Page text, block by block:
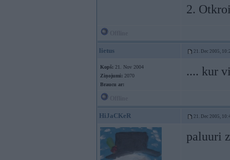
2.
lietus 21. Dec 2005,
Kopš: 21. Nov 2004
Ziņojumi: 2070
Braucu ar:
.... kur
HiJaCKeR 21. Dec 2005,
paluuri